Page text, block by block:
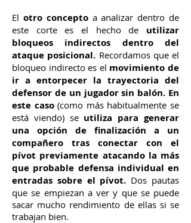
El otro conceptoa analizar dentro de
este corte es el hecho de utilizar
bloqueos indirectos dentro del
ataque posicional. Recordamos que el
bloqueo indirecto es el movimiento de
ir a entorpecer la trayectoria del
defensor de un jugador sin balón. En
este caso(como más habitualmente se
está viendo) se utiliza para generar
una opción de finalización a un
compañero tras conectar con el
pívot previamente atacando la más
que probable defensa individual en
entradas sobre el pívot. Dos pautas
que se empiezan a ver y que se puede
sacar mucho rendimiento de ellas si se
trabajan bien.